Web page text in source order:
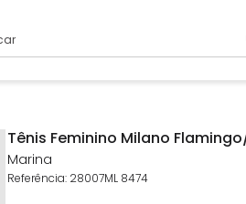
Tênis Feminino Milano
Marina
Referência: 28007ML 8474